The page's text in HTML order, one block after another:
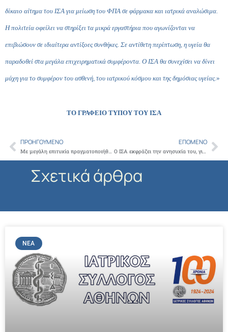
δίκαιο αίτημα του ΙΣΑ για μείωση του ΦΠΑ σε φάρμακα και ιατρικά αναλώσιμα.
Η πολιτεία οφείλει να στηρίξει τα μικρά εργαστήρια που αγωνίζονται να
επιβιώσουν σε ιδιαίτερα αντίξοες συνθήκες. Σε αντίθετη περίπτωση, η υγεία θα
παραδοθεί στα μεγάλα επιχειρηματικά συμφέροντα. Ο ΙΣΑ θα συνεχίσει να δίνει
μάχη για το συμφέρον του ασθενή, του ιατρικού κόσμου και της δημόσιας υγείας.»
ΤΟ ΓΡΑΦΕΙΟ ΤΥΠΟΥ ΤΟΥ ΙΣΑ
Prev
ΠΡΟΗΓΟΎΜΕΝΟ
Με μεγάλη επιτυχία πραγματοποιήθηκε η αποκριάτικη γιορτή που διοργάνωσε ο ΙΣΑ για τις οικογένειες των μελών του
ΕΠΌΜΕΝΟ
Ο ΙΣΑ εκφράζει την ανησυχία του, για την εξάπλωση του ιού COVID-19 στην Ιταλία και συνιστά στα μέλη του να βρίσκονται σε εγρήγορση
Σχετικά άρθρα
ΝΈΑ